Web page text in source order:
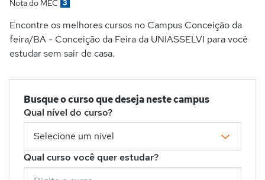
Nota do MEC 3
Encontre os melhores cursos no Campus Conceição da
feira/BA - Conceição da Feira da UNIASSELVI para você
estudar sem sair de casa.
Busque o curso que deseja neste campus
Qual nível do curso?
Qual curso você quer estudar?